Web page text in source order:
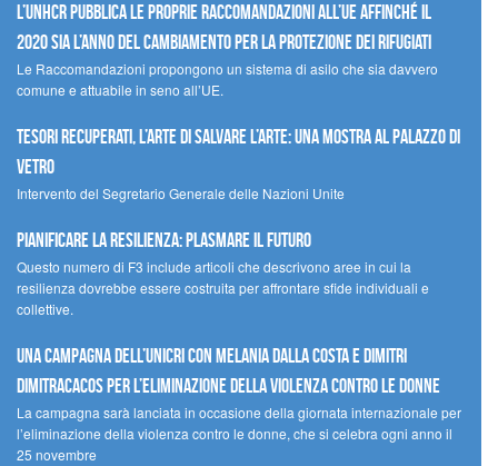
L’UNHCR pubblica le proprie raccomandazioni all’UE affinché il
2020 sia l’anno del cambiamento per la protezione dei rifugiati
Le Raccomandazioni propongono un sistema di asilo che sia davvero
comune e attuabile in seno all’UE.
Tesori recuperati, l’arte di salvare l’arte: una mostra al Palazzo di
Vetro
Intervento del Segretario Generale delle Nazioni Unite
Pianificare la resilienza: plasmare il futuro
Questo numero di F3 include articoli che descrivono aree in cui la
resilienza dovrebbe essere costruita per affrontare sfide individuali e
collettive.
Una campagna dell’UNICRI con Melania Dalla Costa e Dimitri
Dimitracacos per l’eliminazione della violenza contro le donne
La campagna sarà lanciata in occasione della giornata internazionale per
l’eliminazione della violenza contro le donne, che si celebra ogni anno il
25 novembre